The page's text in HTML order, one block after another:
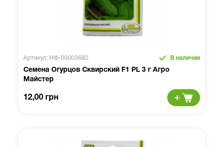
Артикул: НФ-00003682 В наличии
Семена Огурцов Сквирский F1 PL 3 г Агро
Майстер
12,00 грн